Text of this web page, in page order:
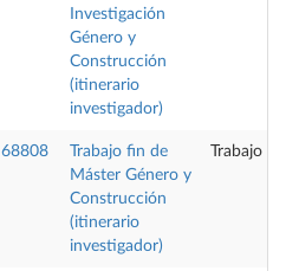
Investigación
Género y
Construcción
(itinerario
investigador)
68808
Trabajo fin de
Máster Género y
Construcción
(itinerario
investigador)
Trabajo